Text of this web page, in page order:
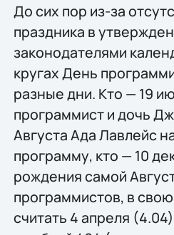
До сих пор из-за
праздника в
законодателями
кругах День
разные дни. Кто — 19
программист и дочь
Августа Ада Лавлейс
программу, кто — 10
рождения самой
программистов, в
считать 4 апреля